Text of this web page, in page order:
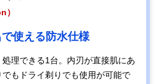
）
使える防水仕様
理できる1台。内刃が直接肌にあ
もドライ剃りでも使用が可能で